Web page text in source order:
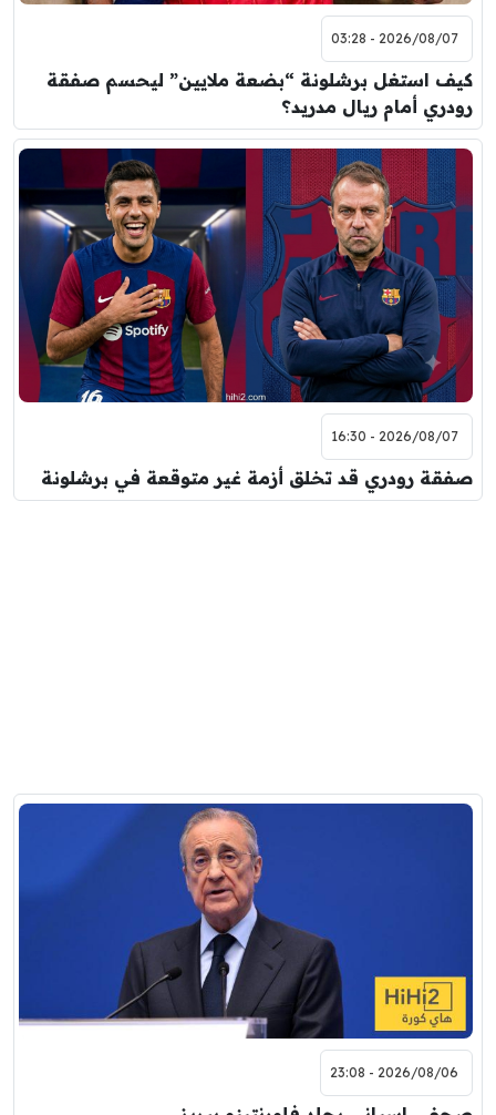
2026/08/07 - 03:28
كيف استغل برشلونة “بضعة ملايين” ليحسم صفقة
رودري أمام ريال مدريد؟
2026/08/07 - 16:30
صفقة رودري قد تخلق أزمة غير متوقعة في برشلونة
2026/08/06 - 23:08